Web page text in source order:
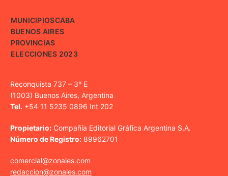
MUNICIPIOSCABA
BUENOS AIRES
PROVINCIAS
ELECCIONES 2023
Reconquista 737 – 3º E
(1003) Buenos Aires, Argentina
Tel. +54 11 5235 0896 Int 202
Propietario: Compañía Editorial Gráfica Argentina S.A.
Número de Registro: 89962701
comercial@zonales.com
redaccion@zonales.com